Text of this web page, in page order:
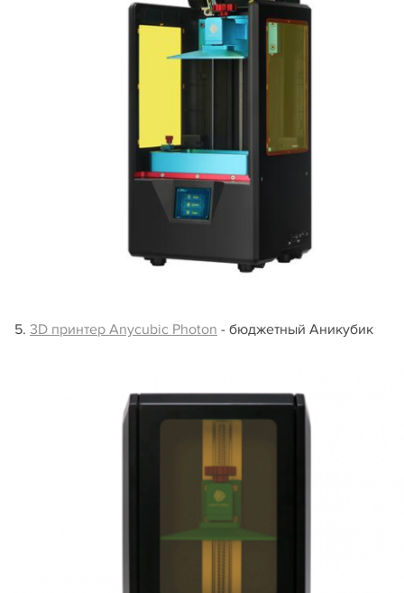
5. 3D принтер Anycubic Photon - бюджетный Аникубик